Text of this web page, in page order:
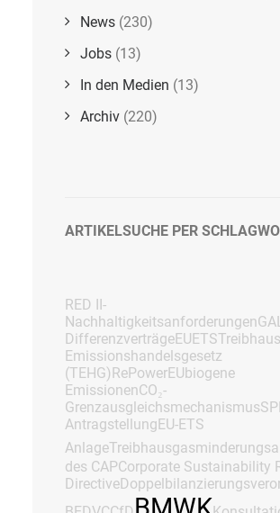
News (230)
Jobs (13)
In den Medien (13)
Archiv (220)
ARTIKELSUCHE PER
RED II-
Nachhaltigkeitsanforderungen
DifferenzverträgeEUETS
Emissionshandelsgesetz
(TEHG)RePowerEUbiogene
EmissionenCO₂-
Grenzausgleichsmechanismus
AntragstellungEU-ETS
Anlage
des CAPCorporate Sustainability
Directive